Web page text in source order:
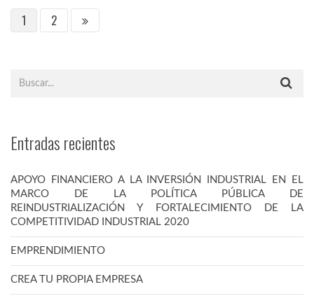
1 2
Entradas recientes
APOYO FINANCIERO A LA INVERSIÓN INDUSTRIAL EN EL
MARCO DE LA POLÍTICA PÚBLICA DE
REINDUSTRIALIZACIÓN Y FORTALECIMIENTO DE LA
COMPETITIVIDAD INDUSTRIAL 2020
EMPRENDIMIENTO
CREA TU PROPIA EMPRESA